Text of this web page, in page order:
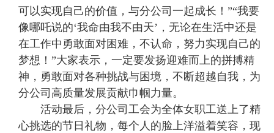
可以实现自己的价值，与分公司一起成长！”“我要
像哪吒说的‘我命由我不由天’，无论在生活中还是
在工作中勇敢面对困难，不认命，努力实现自己的
梦想！”大家表示，一定要发扬迎难而上的拼搏精
神，勇敢面对各种挑战与困境，不断超越自我，为
分公司高质量发展贡献巾帼力量。
活动最后，分公司工会为全体女职工送上了精
心挑选的节日礼物，每个人的脸上洋溢着笑容，现